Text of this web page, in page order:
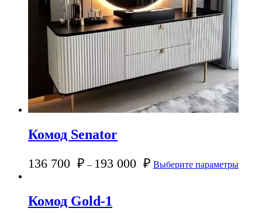
Комод Senator
136 700 ₽ – 193 000 ₽ Выберите параметры
Комод Gold-1